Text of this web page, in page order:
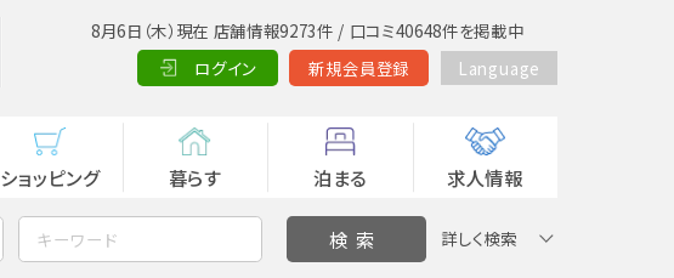
8月6日（木）現在 店舗情報9273件 / 口コミ40648件を掲載中
ログイン
新規会員登録 Language
ショッピング 暮らす 泊まる 求人情報
詳しく検索